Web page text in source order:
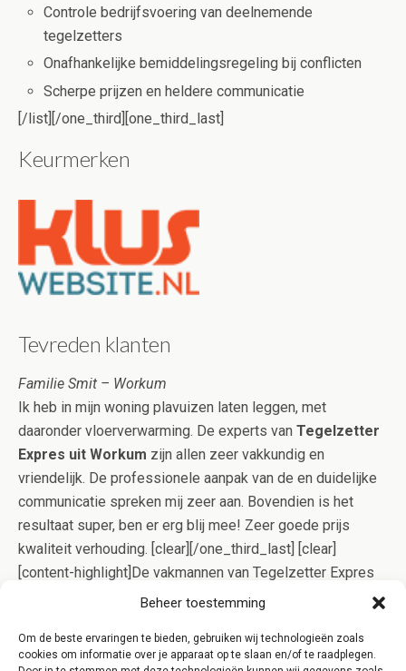
Beheer toestemming
Om de beste ervaringen te bieden, gebruiken wij technologieën zoals
cookies om informatie over je apparaat op te slaan en/of te raadplegen.
Controle bedrijfsvoering van deelnemende
tegelzetters
Onafhankelijke bemiddelingsregeling bij conflicten
Scherpe prijzen en heldere communicatie
[/list][/one_third][one_third_last]
Keurmerken
Tevreden klanten
Familie Smit – Workum
Ik heb in mijn woning plavuizen laten leggen, met
daaronder vloerverwarming. De experts van Tegelzetter
Expres uit Workum zijn allen zeer vakkundig en
vriendelijk. De professionele aanpak van de en duidelijke
communicatie spreken mij zeer aan. Bovendien is het
resultaat super, ben er erg blij mee! Zeer goede prijs
kwaliteit verhouding. [clear][/one_third_last] [clear]
[content-highlight]De vakmannen van Tegelzetter Expres
Workum gaan op effectieve wijze voor u aan de slag,
worden. Bovendien bent u bij ons verzekerd van kwaliteit,
doordat het Kluskeurmerk uw belangen behartigt!